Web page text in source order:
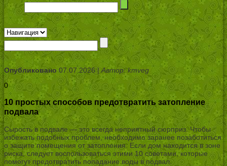
Опубликовано07.07.2026 |Автор: kmveg
0
10 простых способов предотвратить затопление
подвала
Сырость в подвале — это всегда неприятный сюрприз. Чтобы
избежать подобных проблем, необходимо заранее позаботиться
о защите помещения от затопления. Если дом находится в зоне
риска, следует воспользоваться этими 10 советами, которые
помогут предотвратить попадание воды в подвал.